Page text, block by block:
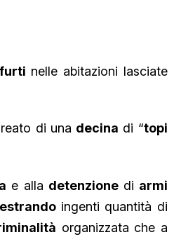
furti nelle abitazioni lasciate
di una decina di “topi
e alla detenzionedi armi
ingenti quantità di
organizzata che a